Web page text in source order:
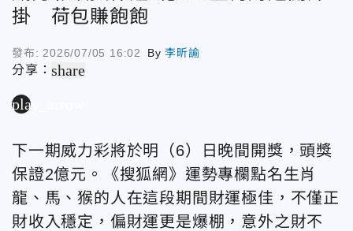
掛 荷包賺飽飽
發布: 2026/07/05 16:02 By李昕諭
分享：share
play_arrow
下一期威力彩將於明（6）日晚間開獎，頭獎
保證2億元。《搜狐網》運勢專欄點名生肖
龍 、馬、猴的人在這段期間財運極佳，不僅正
財收入穩定，偏財運更是爆棚，意外之財不